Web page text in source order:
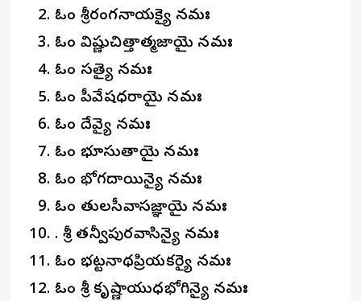
ఓం శ్రీరంగనాయక్యై నమః
ఓం విష్ణుచిత్తాత్మజాయై నమః
ఓం సత్యై నమః
ఓం గోపీవేషధరాయై నమః
ఓం దేవ్యై నమః
ఓం భూసుతాయై నమః
ఓం భోగదాయిన్యై నమః
ఓం తులసీవాసజ్ఞాయై నమః
. శ్రీ తన్వీపురవాసిన్యై నమః
ఓం భట్టనాథప్రియకర్యై నమః
ఓం శ్రీ కృష్ణాయుధభోగిన్యై నమః